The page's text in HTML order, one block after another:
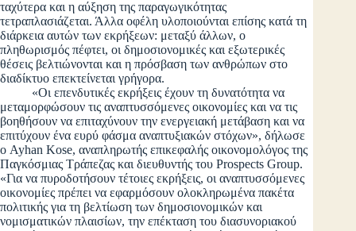
ταχύτερα και η αύξηση της παραγωγικότητας
τετραπλασιάζεται. Άλλα οφέλη υλοποιούνται επίσης κατά τη
διάρκεια αυτών των εκρήξεων: μεταξύ άλλων, ο
πληθωρισμός πέφτει, οι δημοσιονομικές και εξωτερικές
θέσεις βελτιώνονται και η πρόσβαση των ανθρώπων στο
διαδίκτυο επεκτείνεται γρήγορα.
«Οι επενδυτικές εκρήξεις έχουν τη δυνατότητα να
μεταμορφώσουν τις αναπτυσσόμενες οικονομίες και να τις
βοηθήσουν να επιταχύνουν την ενεργειακή μετάβαση και να
επιτύχουν ένα ευρύ φάσμα αναπτυξιακών στόχων», δήλωσε
ο Ayhan Kose, αναπληρωτής επικεφαλής οικονομολόγος της
Παγκόσμιας Τράπεζας και διευθυντής του Prospects Group.
«Για να πυροδοτήσουν τέτοιες εκρήξεις, οι αναπτυσσόμενες
οικονομίες πρέπει να εφαρμόσουν ολοκληρωμένα πακέτα
πολιτικής για τη βελτίωση των δημοσιονομικών και
νομισματικών πλαισίων, την επέκταση του διασυνοριακού